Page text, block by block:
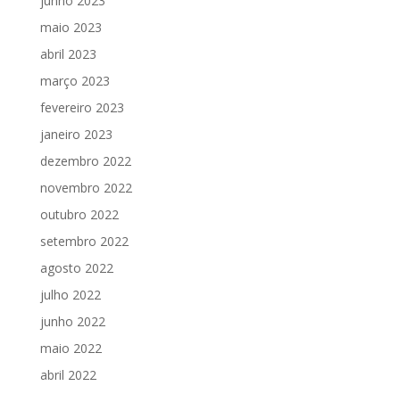
maio 2023
abril 2023
março 2023
fevereiro 2023
janeiro 2023
dezembro 2022
novembro 2022
outubro 2022
setembro 2022
agosto 2022
julho 2022
junho 2022
maio 2022
abril 2022